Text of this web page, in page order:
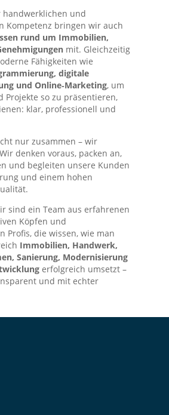
handwerklichen und
Kompetenz bringen wir auch
rund um Immobilien,
mit. Gleichzeitig
Fähigkeiten wie
digitale
und Online‑Marketing, um
Projekte so zu präsentieren,
klar, professionell und
nur zusammen – wir
denken voraus, packen an,
und begleiten unsere Kunden
und einem hohen
sind ein Team aus erfahrenen
Köpfen und
Profis, die wissen, wie man
Immobilien, Handwerk,
Sanierung, Modernisierung
erfolgreich umsetzt –
und mit echter